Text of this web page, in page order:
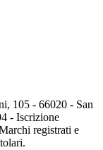
105 - 66020 - San
- Iscrizione
registrati e